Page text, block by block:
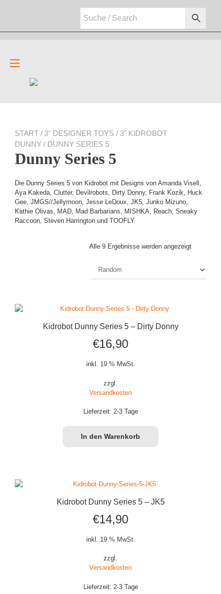
Navigation
umschalten
START / 3" DESIGNER TOYS / 3" KIDROBOT
DUNNY / DUNNY SERIES 5
Dunny Series 5
Die Dunny Series 5 von Kidrobot mit Designs von Amanda Visell,
Aya Kakeda, Clutter, Devilrobots, Dirty Donny, Frank Kozik, Huck
Gee, JMGS//Jellymoon, Jesse LeDoux, JK5, Junko Mizuno,
Kathie Olivas, MAD, Mad Barbarians, MISHKA, Reach, Sneaky
Raccoon, Steven Harrington und TOOFLY.
Alle 9 Ergebnisse werden angezeigt
Kidrobot Dunny Series 5 – Dirty Donny
€16,90
inkl. 19 % MwSt.
zzgl.
Versandkosten
Lieferzeit: 2-3 Tage
In den Warenkorb
Kidrobot Dunny Series 5 – JK5
€14,90
inkl. 19 % MwSt.
zzgl.
Versandkosten
Lieferzeit: 2-3 Tage